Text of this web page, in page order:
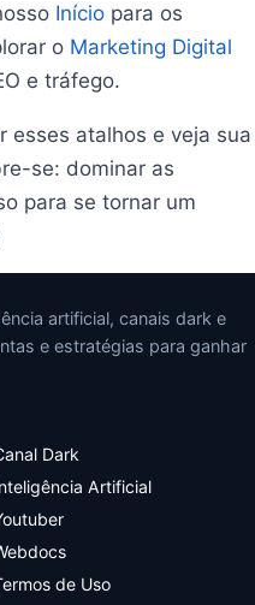
Início para os
o Marketing Digital
e tráfego.
esses atalhos e veja sua
se: dominar as
para se tornar um
artificial, canais dark e
e estratégias para ganhar
Dark
Artificial
de Uso